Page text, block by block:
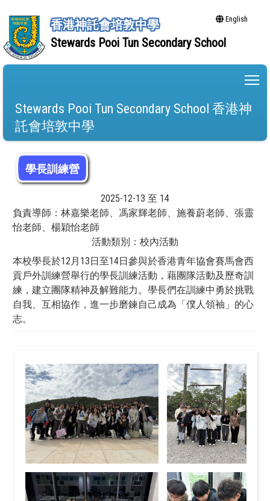
香港神託會培敦中學
Stewards Pooi Tun Secondary School
English
Stewards Pooi Tun Secondary School 香港神
託會培敦中學
學長訓練營
2025-12-13 至 14
負責導師：林嘉樂老師、馮家輝老師、施養蔚老師、張靈
怡老師、楊穎怡老師
活動類別：校內活動
本校學長於12月13日至14日參與於香港青年協會賽馬會西
貢戶外訓練營舉行的學長訓練活動，藉團隊活動及歷奇訓
練，建立團隊精神及解難能力。學長們在訓練中勇於挑戰
自我、互相協作，進一步磨鍊自己成為「僕人領袖」的心
志。